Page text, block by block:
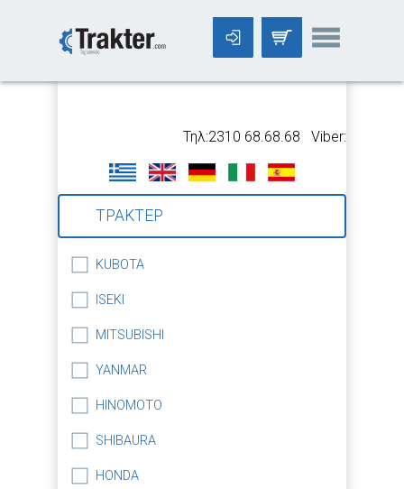
Τηλ:2310 68.68.68 Viber:699
ΤΡΑΚΤΕΡ
KUBOTA
ISEKI
MITSUBISHI
YANMAR
HINOMOTO
SHIBAURA
HONDA